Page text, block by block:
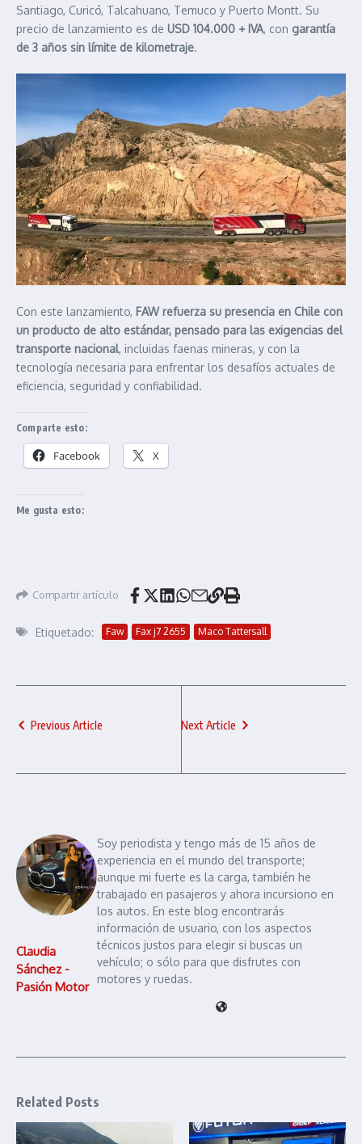
Santiago, Curicó, Talcahuano, Temuco y Puerto Montt. Su
precio de lanzamiento es de USD 104.000 + IVA, con garantía
de 3 años sin límite de kilometraje.
Con este lanzamiento, FAW refuerza su presencia en Chile con
un producto de alto estándar, pensado para las exigencias del
transporte nacional, incluidas faenas mineras, y con la
tecnología necesaria para enfrentar los desafíos actuales de
eficiencia, seguridad y confiabilidad.
Comparte esto:
Facebook X
Me gusta esto:
Compartir artículo
Etiquetado: Faw Fax j7 2655 Maco Tattersall
Previous Article Next Article
Claudia
Sánchez -
Pasión Motor
Soy periodista y tengo más de 15 años de
experiencia en el mundo del transporte;
aunque mi fuerte es la carga, también he
trabajado en pasajeros y ahora incursiono en
los autos. En este blog encontrarás
información de usuario, con los aspectos
técnicos justos para elegir si buscas un
vehículo; o sólo para que disfrutes con
motores y ruedas.
Related Posts